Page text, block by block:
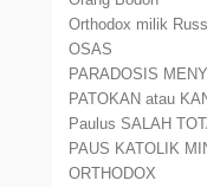
Orthodox milik
OSAS
PARADOSIS
PATOKAN atau
Paulus SALAH
PAUS KATOLIK
ORTHODOX